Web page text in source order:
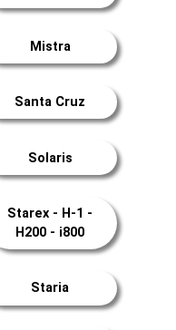
Mistra
Santa Cruz
Solaris
Starex - H-1 -
H200 - i800
Staria